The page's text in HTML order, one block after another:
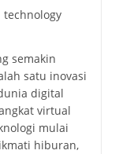
technology
semakin
satu inovasi
digital
virtual
mulai
hiburan,